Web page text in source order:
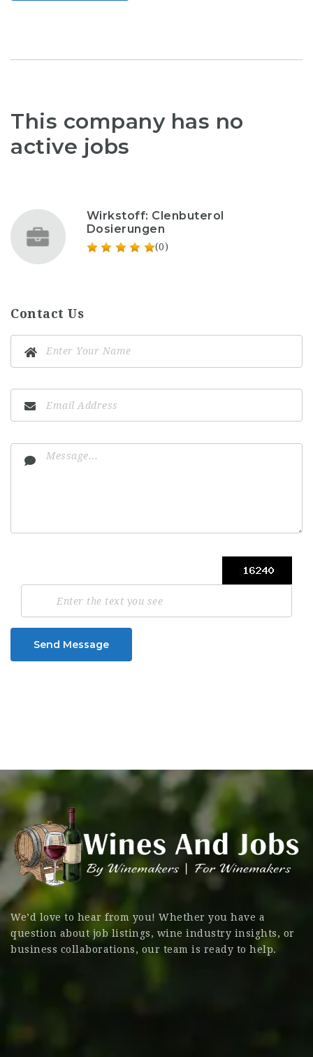
This company has no
active jobs
Wirkstoff: Clenbuterol
Dosierungen
(0)
Contact Us
Send Message
We’d love to hear from you! Whether you have a
question about job listings, wine industry insights, or
business collaborations, our team is ready to help.